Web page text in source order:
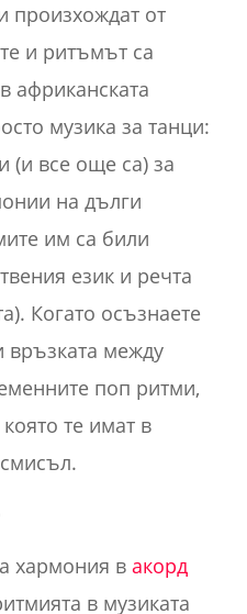
произхождат от
и ритъмът са
африканската
музика за танци:
(и все още са) за
на дълги
им са били
език и речта
Когато осъзнаете
връзката между
поп ритми,
те имат в
хармония в акорд
в музиката